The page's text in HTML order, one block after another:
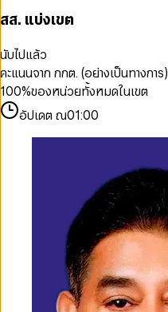
สส. แบ่งเขต
นับไปแล้ว
คะแนนจาก กกต. (อย่างเป็นทางการ)
100%ของหน่วยทั้งหมดในเขต
อัปเดต ณ01:00